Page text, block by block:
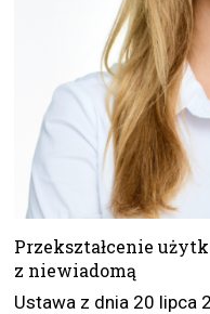
Przekształcenie
z niewiadomą
Ustawa z dnia 20 lipca